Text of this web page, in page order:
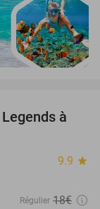
17%
à
9.9 star
Régulier 18€